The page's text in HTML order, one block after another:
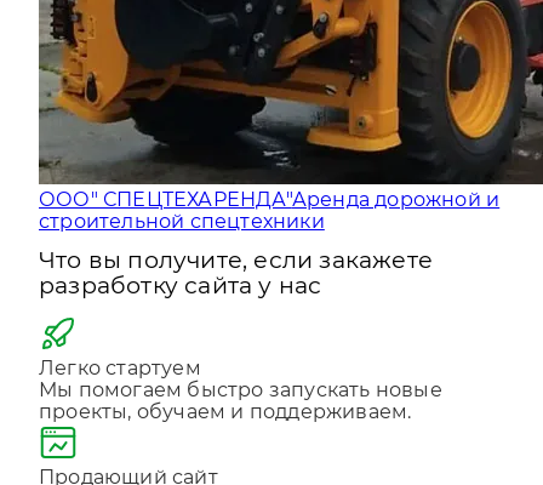
ООО" СПЕЦТЕХАРЕНДА"Аренда дорожной и
Что вы получите, если закажете
разработку сайта у нас
Легко стартуем
Мы помогаем быстро запускать новые
проекты, обучаем и поддерживаем.